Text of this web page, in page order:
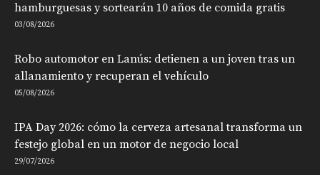
hamburguesas y sortearán 10 años de comida gratis
03/08/2026
Robo automotor en Lanús: detienen a un joven tras un
allanamiento y recuperan el vehículo
05/08/2026
IPA Day 2026: cómo la cerveza artesanal transforma un
festejo global en un motor de negocio local
29/07/2026